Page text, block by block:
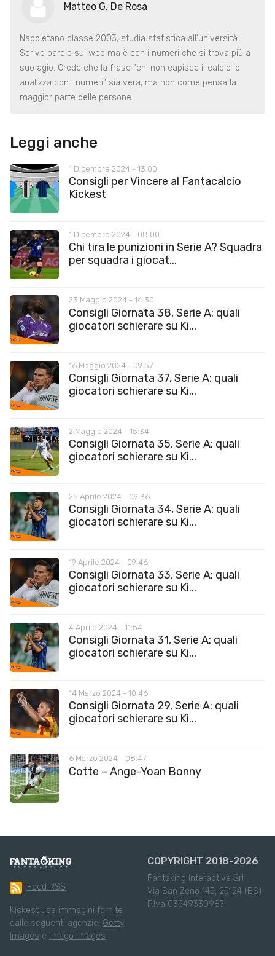
Matteo G. De Rosa
Napoletano classe 2003, studia statistica all'università.
Scrive parole sul web ma è con i numeri che si trova più a
suo agio. Crede che la frase "chi non capisce il calcio lo
analizza con i numeri" sia vera, ma non come pensa la
maggior parte delle persone.
Leggi anche
1 Dicembre 2024 - 13:00
Consigli per Vincere al Fantacalcio
Kickest
1 Dicembre 2024 - 08:00
Chi tira le punizioni in Serie A? Squadra
per squadra i giocat...
23 Maggio 2024 - 14:30
Consigli Giornata 38, Serie A: quali
giocatori schierare su Ki...
16 Maggio 2024 - 09:57
Consigli Giornata 37, Serie A: quali
giocatori schierare su Ki...
2 Maggio 2024 - 15:34
Consigli Giornata 35, Serie A: quali
giocatori schierare su Ki...
25 Aprile 2024 - 09:36
Consigli Giornata 34, Serie A: quali
giocatori schierare su Ki...
19 Aprile 2024 - 09:46
Consigli Giornata 33, Serie A: quali
giocatori schierare su Ki...
4 Aprile 2024 - 11:54
Consigli Giornata 31, Serie A: quali
giocatori schierare su Ki...
14 Marzo 2024 - 10:46
Consigli Giornata 29, Serie A: quali
giocatori schierare su Ki...
6 Marzo 2024 - 08:47
Cotte – Ange-Yoan Bonny
Feed RSS
Kickest usa immagini fornite
dalle seguenti agenzie: Getty
Images e Imago Images
COPYRIGHT 2018-2026
Fantaking Interactive Srl
Via San Zeno 145, 25124 (BS)
P.Iva 03549330987